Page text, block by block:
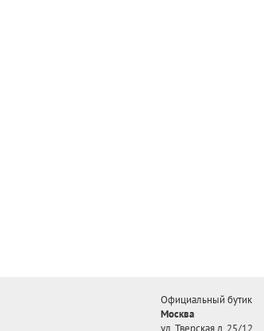
Официальный бутик
Москва
ул. Тверская д. 25/12